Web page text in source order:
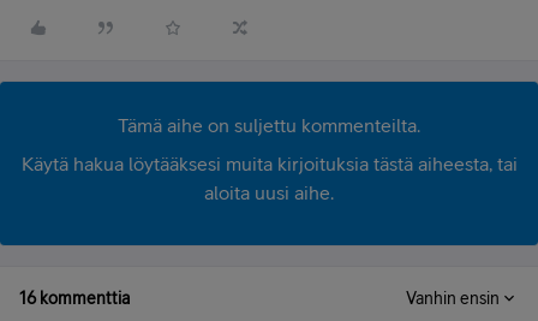
Tämä aihe on suljettu kommenteilta.
Käytä hakua löytääksesi muita kirjoituksia tästä aiheesta, tai
aloita uusi aihe.
16 kommenttia Vanhin ensin